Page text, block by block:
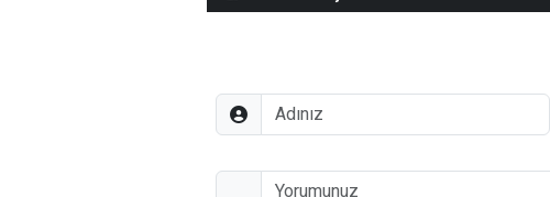
Adınız
Düşünceleriniz